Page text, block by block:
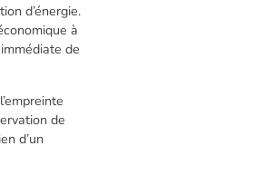
d’énergie.
à
de
de
d’un